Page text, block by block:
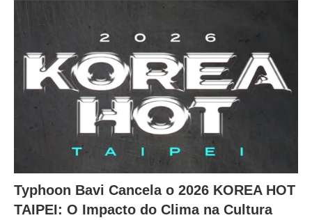
Typhoon Bavi Cancela o 2026 KOREA HOT
TAIPEI: O Impacto do Clima na Cultura